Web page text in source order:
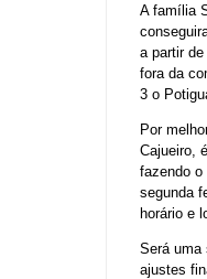
A família
a partir
fora da
3 o
Por
Cajueiro,
fazendo o
segunda
horário e
Será uma
ajustes